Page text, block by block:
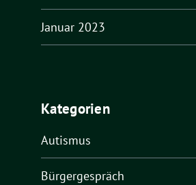
Januar 2023
Kategorien
Autismus
Bürgergespräch